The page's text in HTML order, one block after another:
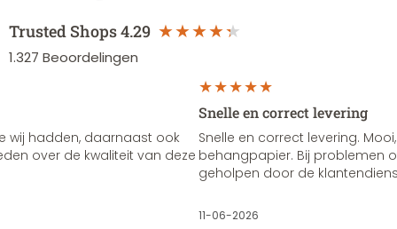
Trusted Shops4.29
1.327 Beoordelingen
wij hadden, daarnaast ook
over de kwaliteit van deze
Snelle en correct levering
Snelle en correct levering.
behangpapier. Bij problemen
geholpen door de
11-06-2026